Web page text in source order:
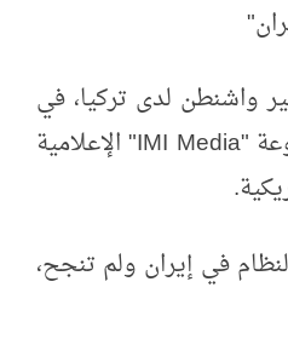
واشنطن لدى تركيا، في
"
IMI Media" الإعلامية
في إيران ولم تنجح،